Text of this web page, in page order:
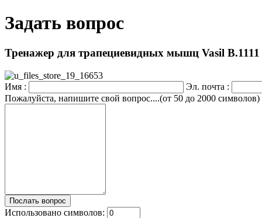
Задать вопрос
Тренажер для трапециевидных мышц Vasil В.1111
Имя :
Эл. почта :
Пожалуйста, напишите свой вопрос....(от 50 до 2000 символов)
Использовано символов: